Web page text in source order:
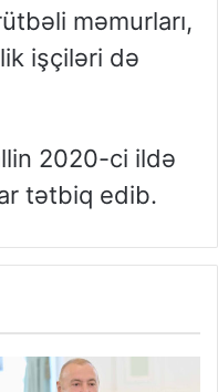
məmurları,
işçiləri də
2020-ci ildə
tətbiq edib.